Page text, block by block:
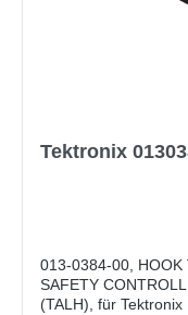
Tektronix
013-0384-00, HOOK
SAFETY
(TALH), für